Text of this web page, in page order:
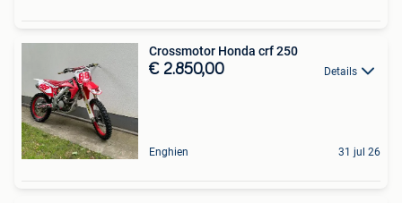
Crossmotor Honda crf 250
€ 2.850,00 Details
Enghien 31 jul 26